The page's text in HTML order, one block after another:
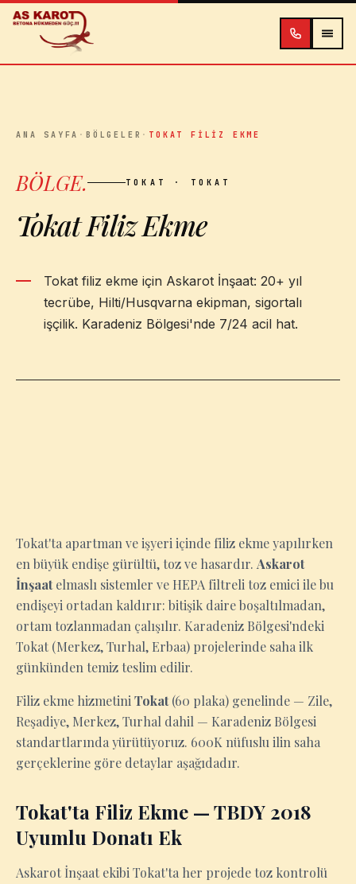
İçeriğe atla
ANA SAYFA ·BÖLGELER · TOKAT FILIZ EKME
BÖLGE. TOKAT · TOKAT
Tokat Filiz Ekme
Tokat filiz ekme için Askarot İnşaat: 20+ yıl
tecrübe, Hilti/Husqvarna ekipman, sigortalı
işçilik. Karadeniz Bölgesi'nde 7/24 acil hat.
Tokat'ta apartman ve işyeri içinde filiz ekme yapılırken
en büyük endişe gürültü, toz ve hasardır. Askarot
İnşaatelmaslı sistemler ve HEPA filtreli toz emici ile bu
endişeyi ortadan kaldırır: bitişik daire boşaltılmadan,
ortam tozlanmadan çalışılır. Karadeniz Bölgesi'ndeki
Tokat (Merkez, Turhal, Erbaa) projelerinde saha ilk
günkünden temiz teslim edilir.
Filiz ekme hizmetini Tokat(60 plaka) genelinde — Zile,
Reşadiye, Merkez, Turhal dahil — Karadeniz Bölgesi
standartlarında yürütüyoruz. 600K nüfuslu ilin saha
gerçeklerine göre detaylar aşağıdadır.
Tokat'ta Filiz Ekme — TBDY 2018
Uyumlu Donatı Ek
Askarot İnşaat ekibi Tokat'ta her projede toz kontrolü